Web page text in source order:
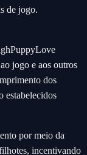
de jogo.
jogo e aos outros
dos
estabelecidos
por meio da
incentivando